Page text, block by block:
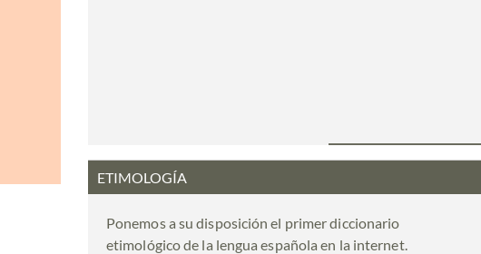
ETIMOLOGÍA
Ponemos a su disposición el primer diccionario
etimológico de la lengua española en la internet.